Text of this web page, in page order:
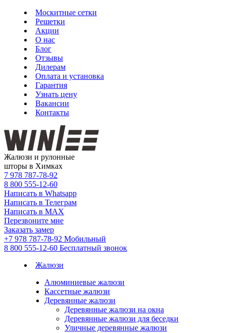
Москитные сетки
Решетки
Акции
О нас
Блог
Отзывы
Дилерам
Оплата и установка
Гарантия
Узнать цену
Вакансии
Контакты
Жалюзи и рулонные
шторы в Химках
7 978 787-78-92
8 800 555-12-60
Написать в Whatsapp
Написать в Телеграм
Написать в MAX
Перезвоните мне
Заказать замер
+7 978 787-78-92 Мобильный
8 800 555-12-60 Бесплатный звонок
Жалюзи
Алюминиевые жалюзи
Кассетные жалюзи
Деревянные жалюзи
Деревянные жалюзи на окна
Деревянные жалюзи для беседки
Уличные деревянные жалюзи